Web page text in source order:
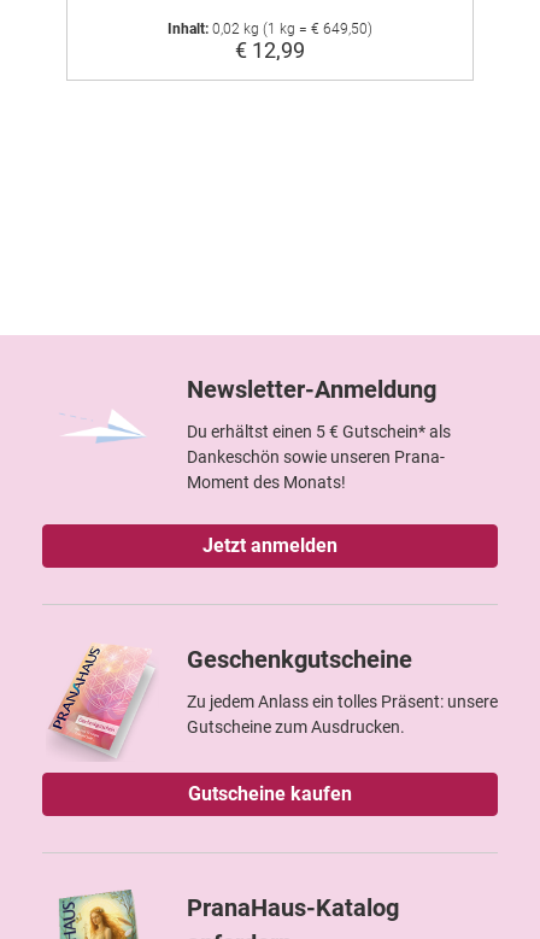
Inhalt: 0,02 kg (1 kg = € 649,50)
€ 12,99
Newsletter-Anmeldung
Du erhältst einen 5 € Gutschein* als
Dankeschön sowie unseren Prana-
Moment des Monats!
Jetzt anmelden
Geschenkgutscheine
Zu jedem Anlass ein tolles Präsent: unsere
Gutscheine zum Ausdrucken.
Gutscheine kaufen
PranaHaus-Katalog